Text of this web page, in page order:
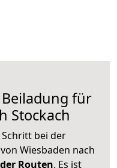
für
Stockach
bei der
Wiesbaden nach
Routen. Es ist